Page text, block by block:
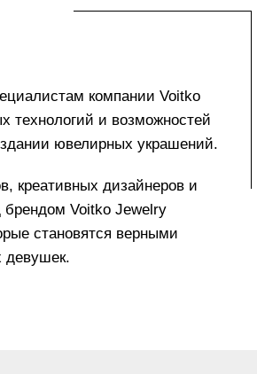
компании Voitko
технологий и возможностей
ювелирных украшений.
креативных дизайнеров и
брендом Voitko Jewelry
становятся верными
девушек.